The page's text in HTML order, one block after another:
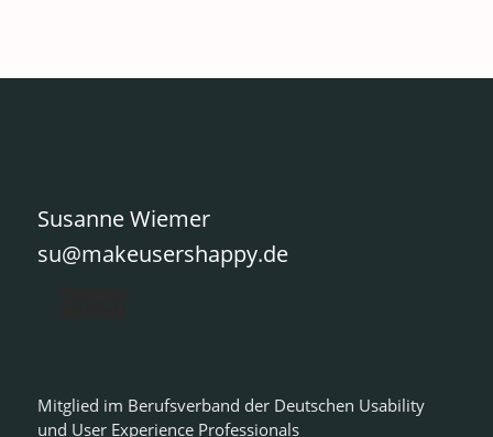
Susanne Wiemer
su@makeusershappy.de
Mitglied im Berufsverband der Deutschen Usability
und User Experience Professionals